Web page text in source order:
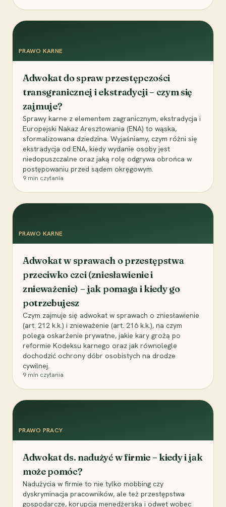
PRAWO KARNE
Adwokat do spraw przestępczości
transgranicznej i ekstradycji – czym się
zajmuje?
Sprawy karne z elementem zagranicznym, ekstradycja i
Europejski Nakaz Aresztowania (ENA) to wąska,
sformalizowana dziedzina. Wyjaśniamy, czym różni się
ekstradycja od ENA, kiedy wydanie osoby jest
niedopuszczalne oraz jaką rolę odgrywa obrońca w
postępowaniu przed sądem okręgowym.
9 min czytania
PRAWO KARNE
Adwokat w sprawach o przestępstwa
przeciwko czci (zniesławienie i
znieważenie) – jak pomaga i kiedy go
potrzebujesz
Czym zajmuje się adwokat w sprawach o zniesławienie
(art. 212 k.k.) i znieważenie (art. 216 k.k.), na czym
polega oskarżenie prywatne, jakie kary grożą po
reformie Kodeksu karnego oraz jak równolegle
dochodzić ochrony dóbr osobistych na drodze
cywilnej.
9 min czytania
PRAWO PRACY
Adwokat ds. nadużyć w firmie – kiedy i jak
może pomóc?
Nadużycia w firmie to nie tylko mobbing czy
dyskryminacja pracowników, ale też przestępstwa
gospodarcze, korupcja menedżerska i odwet wobec